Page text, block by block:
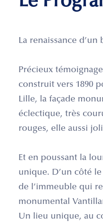
La renaissance
Précieux
construit vers 1890
Lille, la façade
éclectique, très
rouges, elle aussi
Et en poussant la
unique. D’un côté
de l’immeuble qui
monumental
Un lieu unique, au